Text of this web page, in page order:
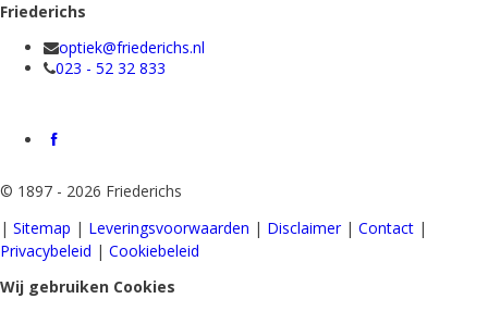
Friederichs
optiek@friederichs.nl
023 - 52 32 833
© 1897 - 2026 Friederichs
| Sitemap | Leveringsvoorwaarden | Disclaimer | Contact |
Privacybeleid | Cookiebeleid
Wij gebruiken Cookies